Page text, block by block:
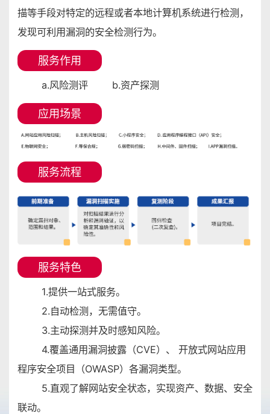
描等手段对特定的远程或者本地计算机系统进行检测，
发现可利用漏洞的安全检测行为。
服务作用
a.风险测评 b.资产探测
应用场景
服务流程
服务特色
1.提供一站式服务。
2.自动检测，无需值守。
3.主动探测并及时感知风险。
4.覆盖通用漏洞披露（CVE）、 开放式网站应用
程序安全项目（OWASP）各漏洞类型。
5.直观了解网站安全状态，实现资产、数据、安全
联动。